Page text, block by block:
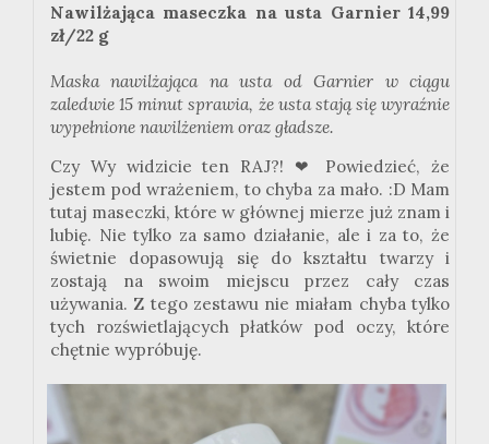
Nawilżająca maseczka na usta Garnier14,99
zł/22 g
Maska nawilżająca na usta odGarnier w ciągu
zaledwie 15 minut sprawia, że usta stają się wyraźnie
wypełnione nawilżeniem oraz gładsze.
Czy Wy widzicie ten RAJ?! ❤ Powiedzieć, że
jestem pod wrażeniem, to chyba za mało. :D Mam
tutaj maseczki, które w głównej mierze już znam i
lubię. Nie tylko za samo działanie, ale i za to, że
świetnie dopasowują się do kształtu twarzy i
zostają na swoim miejscu przez cały czas
używania. Z tego zestawu nie miałam chyba tylko
tych rozświetlających płatków pod oczy, które
chętnie wypróbuję.